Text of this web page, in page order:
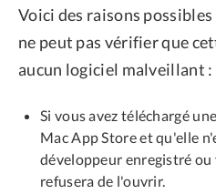
Voici des raisons
ne peut pas vérifier que
aucun logiciel malveillant :
Si vous avez téléchargé
Mac App Store et qu'elle
développeur enregistré ou
refusera de l'ouvrir.